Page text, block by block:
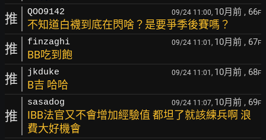
推 QOO9142 09/24 11:00, 10月前 , 66F
不知道白襪到底在閃啥？是要爭季後賽嗎？
推 finzaghi 09/24 11:01, 10月前 , 67F
BB吃到飽
推 jkduke 09/24 11:01, 10月前 , 68F
B吉 哈哈
推
sasadog 09/24 11:07, 10月前 , 69F
IBB法官又不會增加經驗值 都坦了就該練兵啊 浪
費大好機會